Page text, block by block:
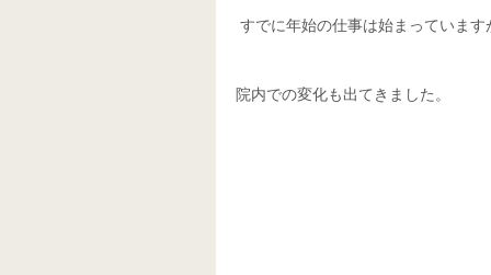
すでに年始の仕事は始まっています
院内での変化も出てきました。